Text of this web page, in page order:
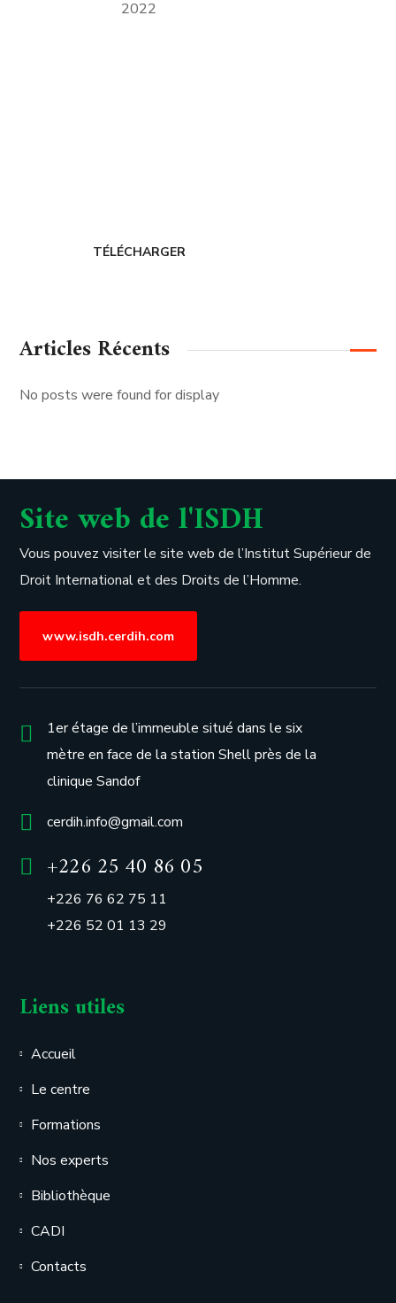
TÉLÉCHARGER
Articles Récents
No posts were found for display
Site web de l'ISDH
Vous pouvez visiter le site web de l’Institut Supérieur de
Droit International et des Droits de l’Homme.
www.isdh.cerdih.com
1er étage de l’immeuble situé dans le six
mètre en face de la station Shell près de la
clinique Sandof
cerdih.info@gmail.com
+226 25 40 86 05
+226 76 62 75 11
+226 52 01 13 29
Liens utiles
Accueil
Le centre
Formations
Nos experts
Bibliothèque
CADI
Contacts